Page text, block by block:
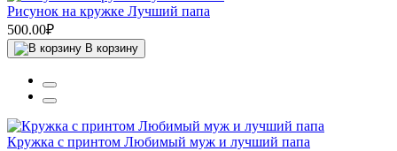
Рисунок на кружке Лучший папа
500.00₽
В корзину
Кружка с принтом Любимый муж и лучший папа